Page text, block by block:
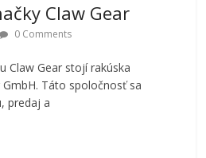
Claw Gear
0 Comments
Claw Gear stojí rakúska
Táto spoločnosť sa
predaj a